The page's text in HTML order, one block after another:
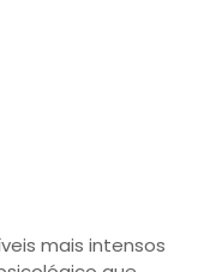
mais intensos